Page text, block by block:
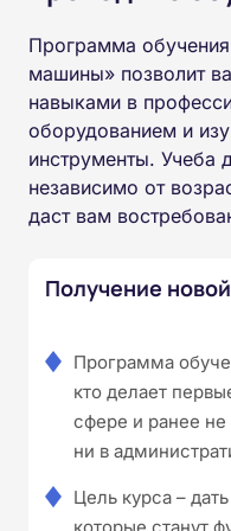
Программа
машины» позволит
навыками в
оборудованием и
инструменты.
независимо от
даст вам
Получение
Программа
кто делает
сфере и ранее не
ни в
Цель курса –
которые станут